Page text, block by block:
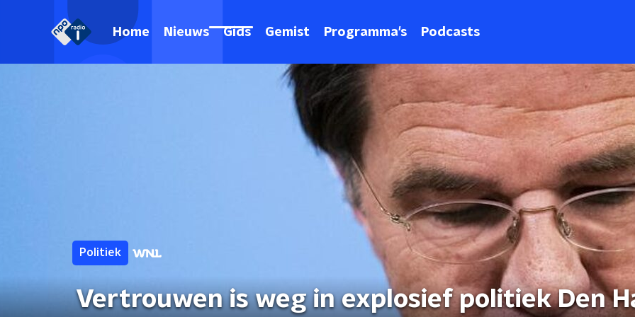
Home Nieuws Gids Gemist Programma's Podcasts
Politiek
Vertrouwen is weg in explosief politiek Den